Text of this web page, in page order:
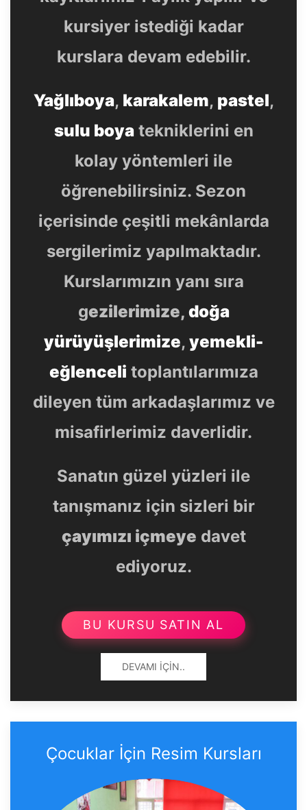
kursiyer istediği kadar
kurslara devam edebilir.
Yağlıboya, karakalem, pastel,
sulu boyatekniklerini en
kolay yöntemleri ile
öğrenebilirsiniz. Sezon
içerisinde çeşitli mekânlarda
sergilerimiz yapılmaktadır.
Kurslarımızın yanı sıra
gezilerimize, doğa
yürüyüşlerimize, yemekli-
eğlenceli toplantılarımıza
dileyen tüm arkadaşlarımız ve
misafirlerimiz daverlidir.
Sanatın güzel yüzleri ile
tanışmanız için sizleri bir
çayımızı içmeye davet
ediyoruz.
BU KURSU SATIN AL
DEVAMI İÇIN..
Çocuklar İçin Resim Kursları